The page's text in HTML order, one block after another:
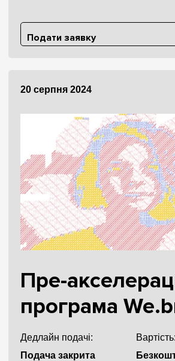
Подати заявку
20 серпня 2024
Пре-
програма
Дедлайн подачі:
Подача закрита
Вартість: